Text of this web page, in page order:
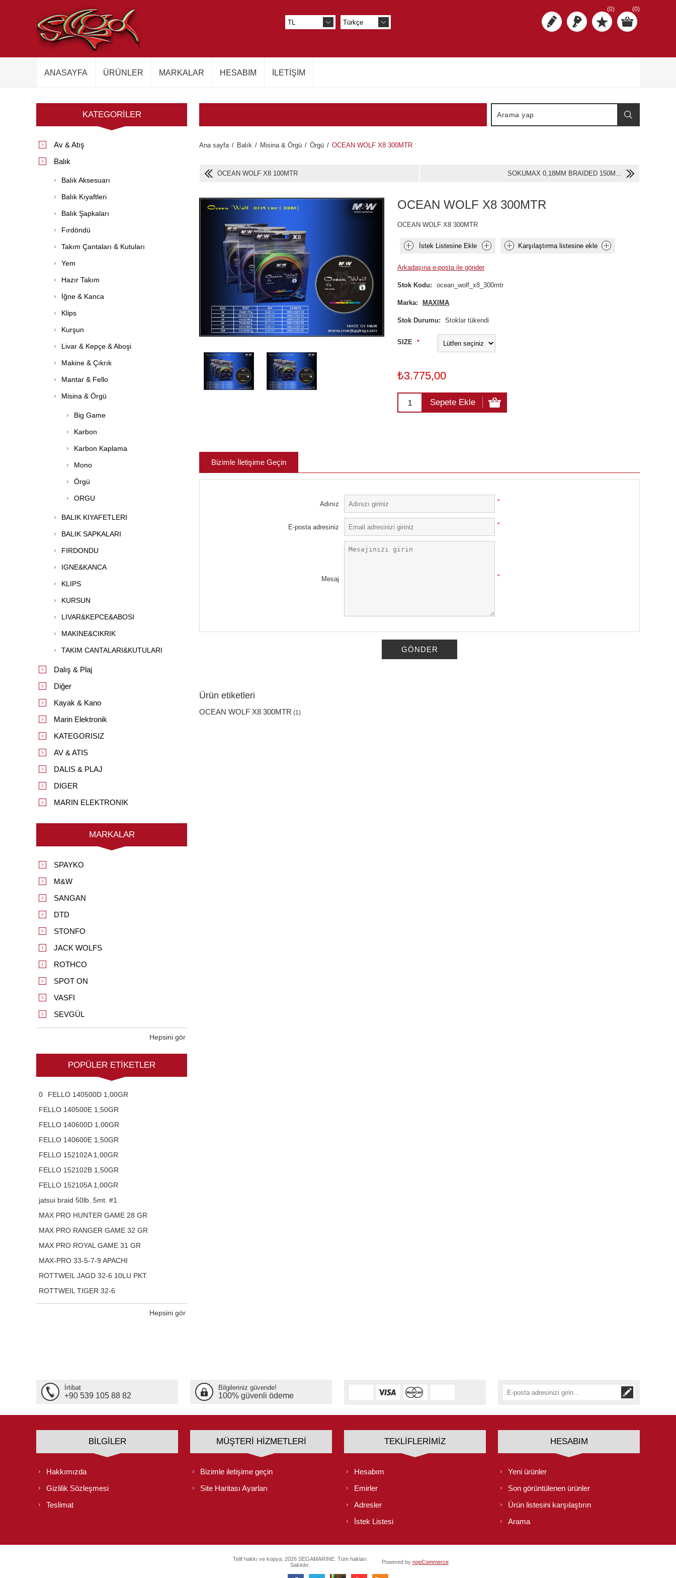
(0) (0)
ANASAYFA ÜRÜNLER MARKALAR HESABIM İLETIŞIM
Ana sayfa / Balık / Misina & Örgü / Örgü / OCEAN WOLF X8 300MTR
OCEAN WOLF X8 100MTR SOKUMAX 0,18MM BRAIDED 150M...
OCEAN WOLF X8 300MTR
OCEAN WOLF X8 300MTR
İstek Listesine Ekle Karşılaştırma listesine ekle
Arkadaşına e-posta ile gönder
Stok Kodu: ocean_wolf_x8_300mtr
Marka: MAXIMA
Stok Durumu: Stoklar tükendi
SIZE *
₺3.775,00
Sepete Ekle
Bizimle İletişime Geçin
Adınız *
E-posta adresiniz *
Mesaj *
GÖNDER
Ürün etiketleri
OCEAN WOLF X8 300MTR (1)
KATEGORILER
Av & Atış
Balık
Balık Aksesuarı
Balık Kıyaftleri
Balık Şapkaları
Fırdöndü
Takım Çantaları & Kutuları
Yem
Hazır Takım
İğne & Kanca
Klips
Kurşun
Livar & Kepçe & Aboşi
Makine & Çıkrık
Mantar & Fello
Misina & Örgü
Big Game
Karbon
Karbon Kaplama
Mono
Örgü
ORGU
BALIK KIYAFETLERI
BALIK SAPKALARI
FIRDONDU
IGNE&KANCA
KLIPS
KURSUN
LIVAR&KEPCE&ABOSI
MAKINE&CIKRIK
TAKIM CANTALARI&KUTULARI
Dalış & Plaj
Diğer
Kayak & Kano
Marin Elektronik
KATEGORISIZ
AV & ATIS
DALIS & PLAJ
DIGER
MARIN ELEKTRONIK
MARKALAR
SPAYKO
M&W
SANGAN
DTD
STONFO
JACK WOLFS
ROTHCO
SPOT ON
VASFI
SEVGÜL
Hepsini gör
POPÜLER ETIKETLER
0
FELLO 140500D 1,00GR
FELLO 140500E 1,50GR
FELLO 140600D 1,00GR
FELLO 140600E 1,50GR
FELLO 152102A 1,00GR
FELLO 152102B 1,50GR
FELLO 152105A 1,00GR
jatsui braid 50lb. 5mt. #1
MAX PRO HUNTER GAME 28 GR
MAX PRO RANGER GAME 32 GR
MAX PRO ROYAL GAME 31 GR
MAX-PRO 33-5-7-9 APACHI
ROTTWEIL JAGD 32-6 10LU PKT.
ROTTWEIL TIGER 32-6
Hepsini gör
İrtibat
+90 539 105 88 82
Bilgileriniz güvende!
100% güvenli ödeme
BILGILER
Hakkımızda
Gizlilik Sözleşmesi
Teslimat
MÜŞTERI HIZMETLERI
Bizimle iletişime geçin
Site Haritası Ayarları
TEKLIFLERIMIZ
Hesabım
Emirler
Adresler
İstek Listesi
HESABIM
Yeni ürünler
Son görüntülenen ürünler
Ürün listesini karşılaştırın
Arama
Telif hakkı ve kopya; 2026 SEGAMARINE. Tüm hakları
Saklıdır.
Powered by nopCommerce